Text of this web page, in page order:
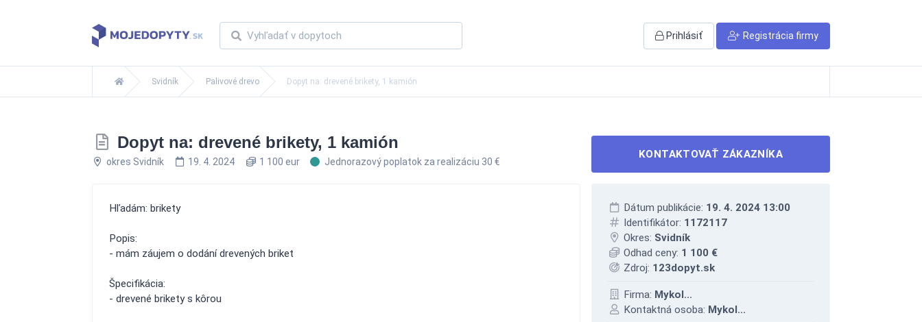
Prihlásiť Registrácia firmy
Svidník Palivové drevo Dopyt na: drevené brikety, 1 kamión
Dopyt na: drevené brikety, 1 kamión
okres Svidník 19. 4. 2024 1 100 eur Jednorazový poplatok za realizáciu 30 €
KONTAKTOVAŤ ZÁKAZNÍKA
Hľadám: brikety
Popis:
- mám záujem o dodání drevených briket
Špecifikácia:
- drevené brikety s kôrou
Dátum publikácie: 19. 4. 2024 13:00
Identifikátor: 1172117
Okres: Svidník
Odhad ceny: 1 100 €
Zdroj: 123dopyt.sk
Firma: Mykol...
Kontaktná osoba: Mykol...